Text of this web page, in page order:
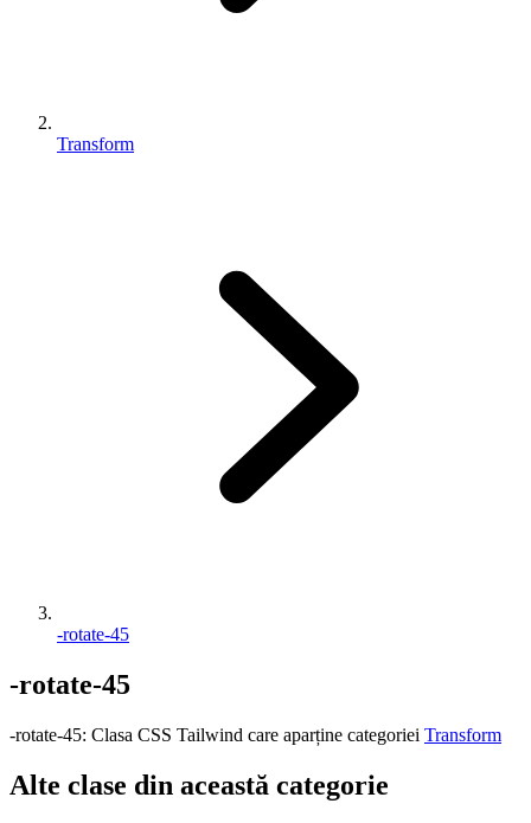
Transform
-rotate-45
-rotate-45
-rotate-45: Clasa CSS Tailwind care aparține categoriei Transform
Alte clase din această categorie